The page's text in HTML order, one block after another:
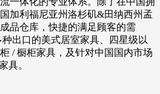
加利福尼亚州洛杉矶&田纳西州孟
品仓库，快捷的满足顾客的需
出口的美式居室家具、四星级以
/ 橱柜家具，及针对中国国内市场
具。